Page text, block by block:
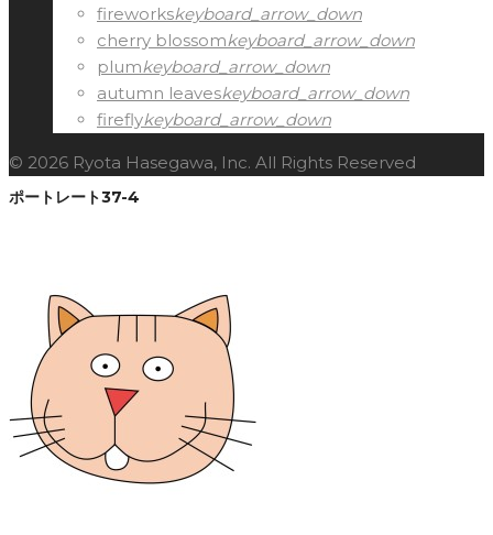
fireworkskeyboard_arrow_down
cherry blossomkeyboard_arrow_down
plumkeyboard_arrow_down
autumn leaveskeyboard_arrow_down
fireflykeyboard_arrow_down
© 2026 Ryota Hasegawa, Inc. All Rights Reserved
ポートレート37-4